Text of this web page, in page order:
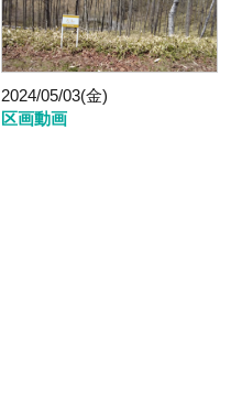
2024/05/03(金)
区画動画